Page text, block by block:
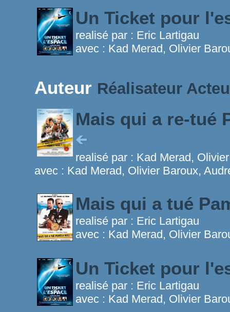
Un Ticket pour
realisé par : Eric Lartigau
avec : Kad Merad, Olivier
Auteur Réalisateur
Mais qui a re-tué
realisé par : Kad Merad,
avec : Kad Merad, Olivier Baroux,
Mais qui a tué
realisé par : Eric Lartigau
avec : Kad Merad, Olivier
Un Ticket pour
realisé par : Eric Lartigau
avec : Kad Merad, Olivier